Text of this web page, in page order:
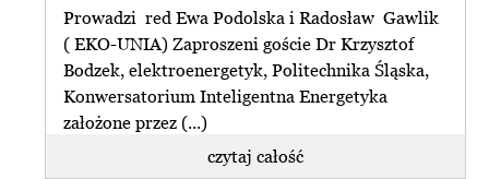
Prowadzi red Ewa Podolska i Radosław Gawlik
( EKO-UNIA) Zaproszeni goście Dr Krzysztof
Bodzek, elektroenergetyk, Politechnika Śląska,
Konwersatorium Inteligentna Energetyka
założone przez (...)
czytaj całość